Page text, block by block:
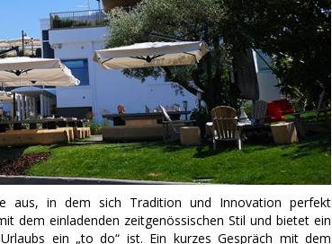
aus, in dem sich Tradition und Innovation perfekt
dem einladenden zeitgenössischen Stil und bietet ein
ein „to do“ ist. Ein kurzes Gespräch mit dem